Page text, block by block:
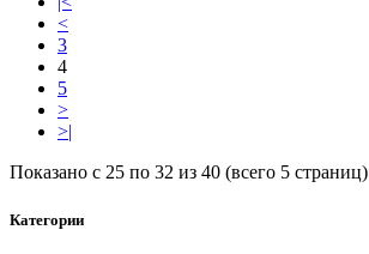
<
3
4
5
>
>|
Показано с 25 по 32 из 40 (всего 5 страниц)
Категории